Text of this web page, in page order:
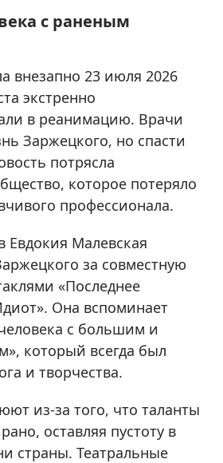
с раненым
внезапно 23 июля 2026
экстренно
в реанимацию. Врачи
Заржецкого, но спасти
потрясла
которое потеряло
профессионала.
Евдокия Малевская
за совместную
«Последнее
Она вспоминает
с большим и
который всегда был
и творчества.
из-за того, что таланты
оставляя пустоту в
страны. Театральные